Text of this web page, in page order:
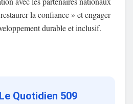
la confiance » et engager
durable et inclusif.
Quotidien 509